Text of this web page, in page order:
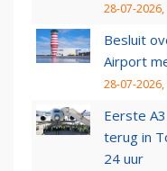
28-07-2026,
Besluit
Airport
28-07-2026,
Eerste
terug in
24 uur